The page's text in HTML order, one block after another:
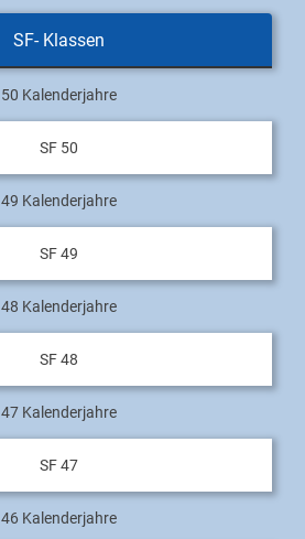
SF- Klassen
50 Kalenderjahre
SF 50
49 Kalenderjahre
SF 49
48 Kalenderjahre
SF 48
47 Kalenderjahre
SF 47
46 Kalenderjahre